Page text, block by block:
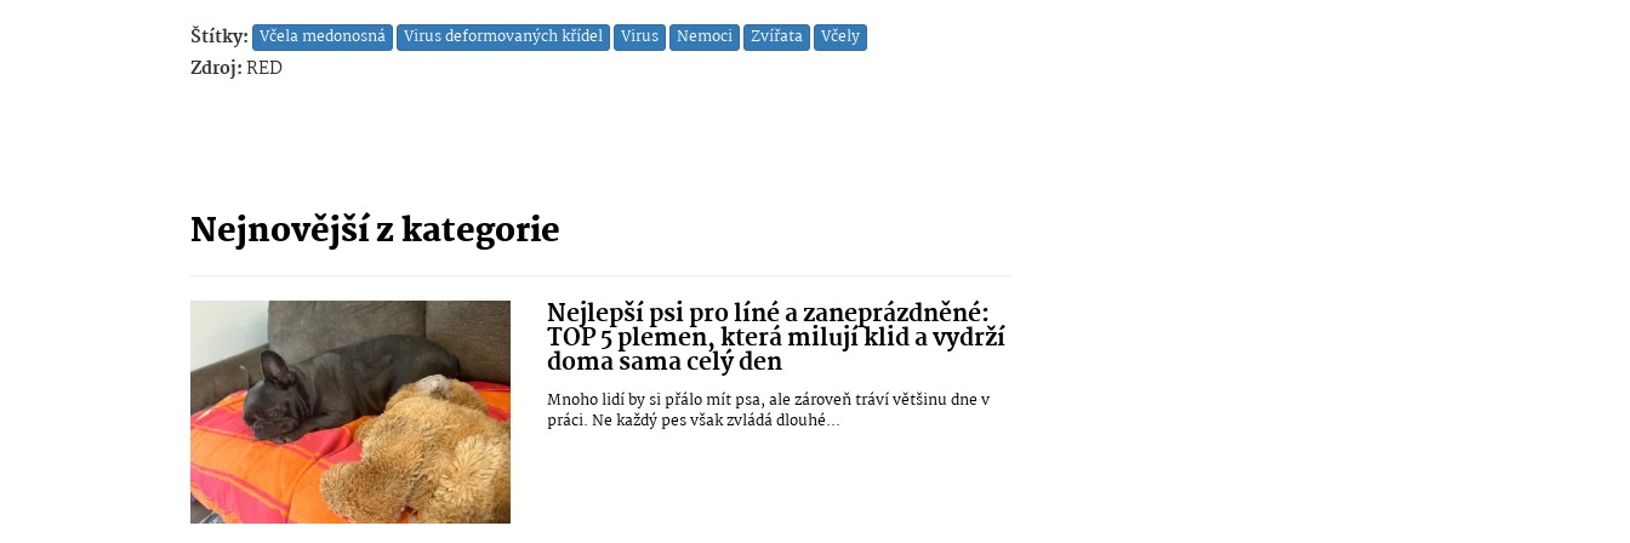
Štítky: Včela medonosná Virus deformovaných křídel Virus Nemoci Zvířata Včely
Zdroj:RED
Nejnovější z kategorie
Nejlepší psi pro líné a zaneprázdněné:
TOP 5 plemen, která milují klid a vydrží
doma sama celý den
Mnoho lidí by si přálo mít psa, ale zároveň tráví většinu dne v
práci. Ne každý pes však zvládá dlouhé...